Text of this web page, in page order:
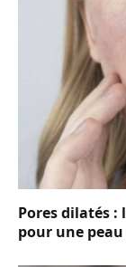
Pores dilatés
pour une